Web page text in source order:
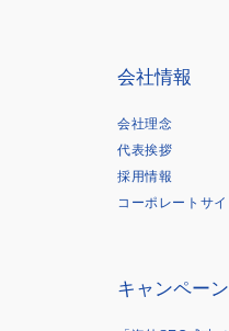
会社情報
会社理念
代表挨拶
採用情報
コーポレートサイ
キャンペーン